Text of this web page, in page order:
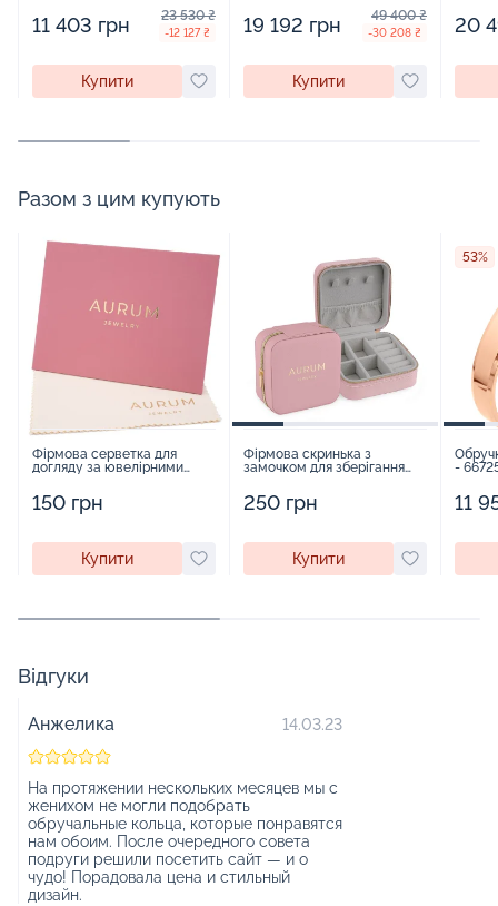
11 403 грн 23 530 ₴
-12 127 ₴
Купити
19 192 грн 49 400 ₴
-30 208 ₴
Купити
20
Разом з цим купують
Фірмова серветка для
догляду за ювелірними
150 грн
Купити
Фірмова скринька з
замочком для зберігання
250 грн
Купити
53%
-
11
Відгуки
Анжелика 14.03.23
На протяжении нескольких месяцев мы с
женихом не могли подобрать
обручальные кольца, которые понравятся
нам обоим. После очередного совета
подруги решили посетить сайт — и о
чудо! Порадовала цена и стильный
дизайн.